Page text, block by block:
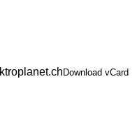
Download vCard